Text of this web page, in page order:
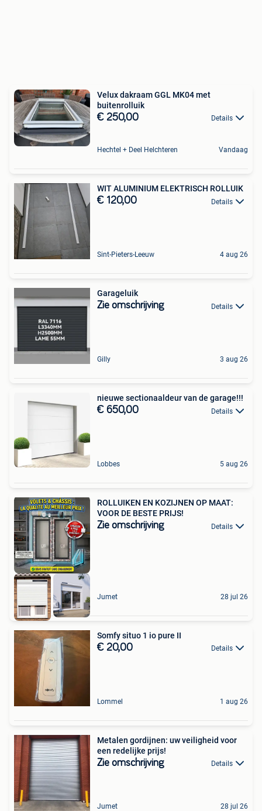
Velux dakraam GGL MK04 met
buitenrolluik
€ 250,00 Details
Hechtel + Deel Helchteren Vandaag
WIT ALUMINIUM ELEKTRISCH ROLLUIK
€ 120,00 Details
Sint-Pieters-Leeuw 4 aug 26
Garageluik
Zie omschrijving Details
Gilly 3 aug 26
nieuwe sectionaaldeur van de garage!!!
€ 650,00 Details
Lobbes 5 aug 26
ROLLUIKEN EN KOZIJNEN OP MAAT:
VOOR DE BESTE PRIJS!
Zie omschrijving Details
Jumet 28 jul 26
Somfy situo 1 io pure II
€ 20,00 Details
Lommel 1 aug 26
Metalen gordijnen: uw veiligheid voor
een redelijke prijs!
Zie omschrijving Details
Jumet 28 jul 26